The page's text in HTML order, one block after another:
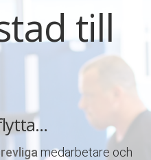
till
medarbetare och